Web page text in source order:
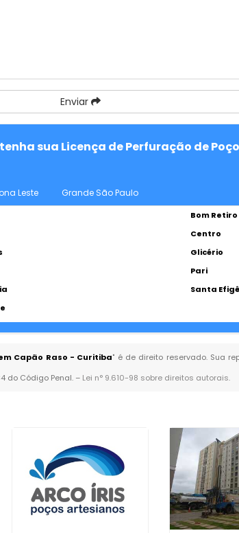
Enviar
sua Licença de Perfuração de
Leste Grande São Paulo
Bom Retiro
Centro
Glicério
Pari
Santa
Capão Raso - Curitiba" é de direito reservado. Sua
do Código Penal. – Lei n° 9.610-98 sobre direitos autorais.